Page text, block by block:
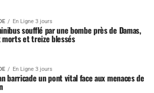
En Ligne 3 jours
soufflé par une bombe près de Damas,
morts et treize blessés
En Ligne 3 jours
barricade un pont vital face aux menaces de